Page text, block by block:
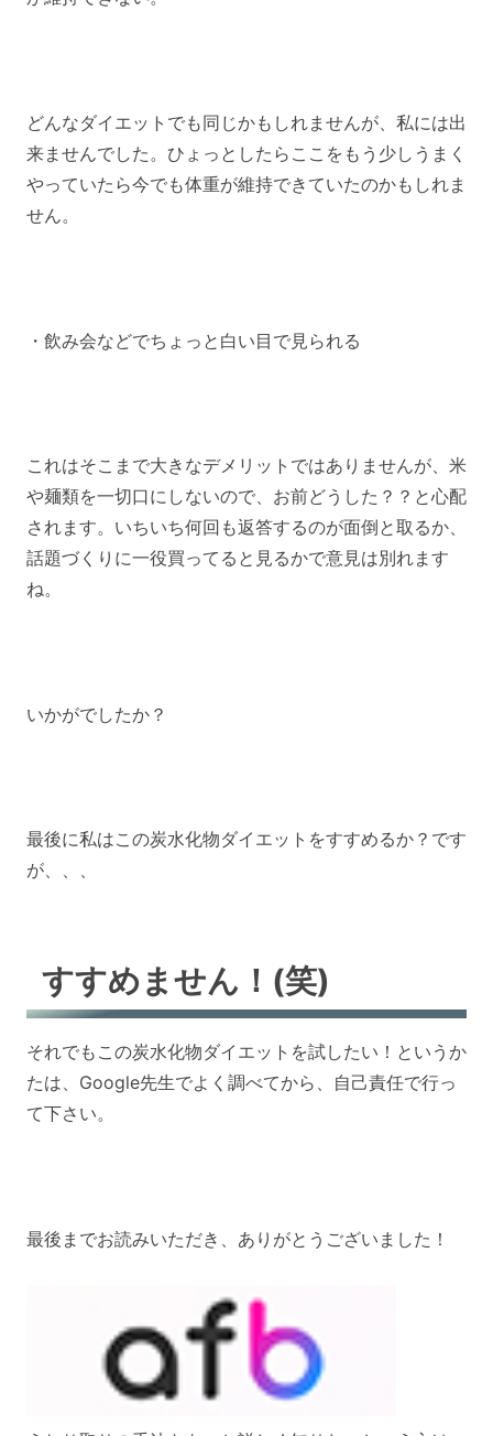
どんなダイエットでも同じかもしれませんが、私には出
来ませんでした。ひょっとしたらここをもう少しうまく
やっていたら今でも体重が維持できていたのかもしれま
せん。
・飲み会などでちょっと白い目で見られる
これはそこまで大きなデメリットではありませんが、米
や麺類を一切口にしないので、お前どうした？？と心配
されます。いちいち何回も返答するのが面倒と取るか、
話題づくりに一役買ってると見るかで意見は別れます
ね。
いかがでしたか？
最後に私はこの炭水化物ダイエットをすすめるか？です
が、、、
すすめません！(笑)
それでもこの炭水化物ダイエットを試したい！というか
たは、Google先生でよく調べてから、自己責任で行っ
て下さい。
最後までお読みいただき、ありがとうございました！